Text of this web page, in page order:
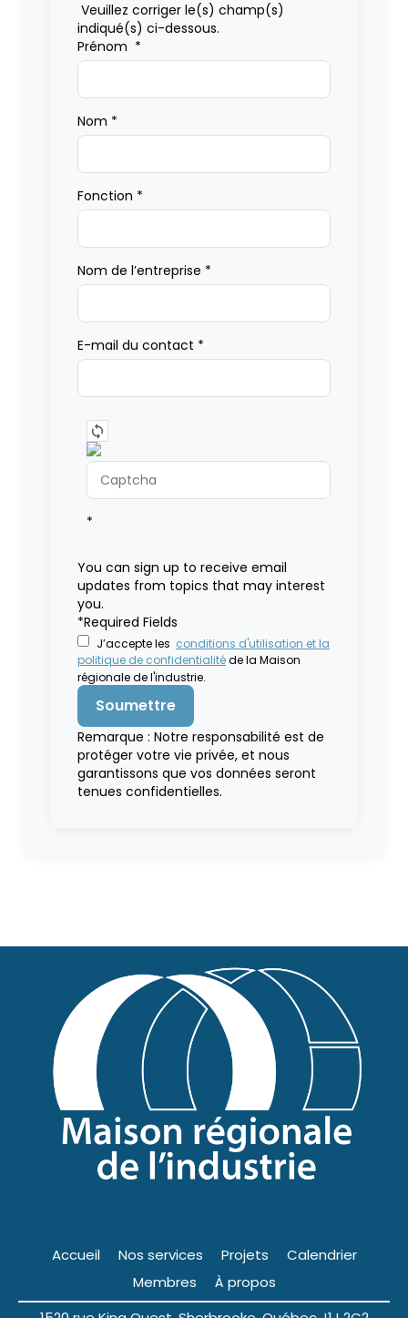
Veuillez corriger le(s) champ(s)
indiqué(s) ci-dessous.
Prénom *
Nom *
Fonction *
Nom de l’entreprise *
E-mail du contact *
*
You can sign up to receive email
updates from topics that may interest
you.
*Required Fields
J’accepte les conditions d'utilisation et la
politique de confidentialitéde la Maison
régionale de l'industrie.
Remarque : Notre responsabilité est de
protéger votre vie privée, et nous
garantissons que vos données seront
tenues confidentielles.
Accueil Nos services Projets
Calendrier
Membres
À propos